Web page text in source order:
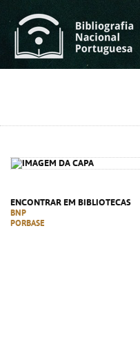
ENCONTRAR EM BIBLIOTECAS
BNP
PORBASE